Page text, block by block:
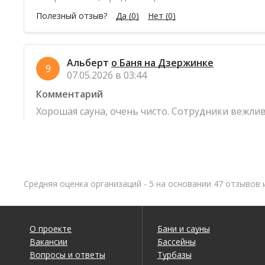
Полезный отзыв? Да (0) Нет (0)
9 Альберт о Баня на Дзержинке
07.05.2026 в 03:44
Комментарий
Хорошая сауна, очень чисто. Сотрудники
9
о Баня на Дзержинке
30.04.2026 в 05:56
Комментарий
Хорошая сауна, внутри уютно. Сотрудники
Полезный отзыв? Нет(0)
Средняя оценка организаций - 5 на основании 47 отзывов
О проекте
Вакансии
Вопросы и ответы
Бани и сауны
Бассейны
Турбазы